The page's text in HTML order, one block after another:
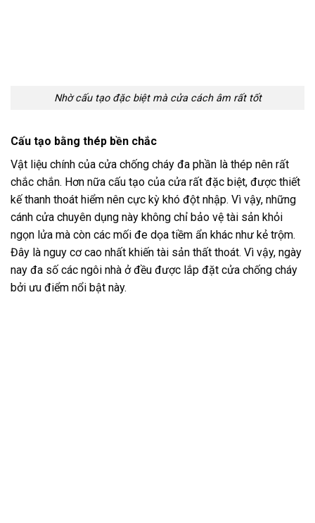
Nhờ cấu tạo đặc biệt mà cửa cách âm rất tốt
Cấu tạo bằng thép bền chắc
Vật liệu chính của cửa chống cháy đa phần là thép nên rất
chắc chắn. Hơn nữa cấu tạo của cửa rất đặc biệt, được thiết
kế thanh thoát hiểm nên cực kỳ khó đột nhập. Vì vậy, những
cánh cửa chuyên dụng này không chỉ bảo vệ tài sản khỏi
ngọn lửa mà còn các mối đe dọa tiềm ẩn khác như kẻ trộm.
Đây là nguy cơ cao nhất khiến tài sản thất thoát. Vì vậy, ngày
nay đa số các ngôi nhà ở đều được lắp đặt cửa chống cháy
bởi ưu điểm nổi bật này.